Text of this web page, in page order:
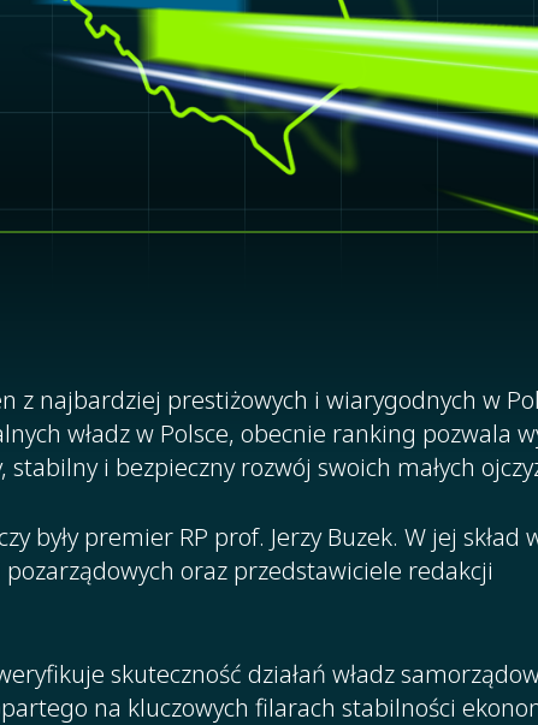
z najbardziej prestiżowych i wiarygodnych w
władz w Polsce, obecnie ranking pozwala
i bezpieczny rozwój swoich małych
premier RP prof. Jerzy Buzek. W jej skład
oraz przedstawiciele redakcji
skuteczność działań władz
na kluczowych filarach stabilności